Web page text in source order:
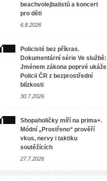
beachvolejbalistů a koncert
pro děti
6.8.2026
Policisté bez příkras.
Dokumentární série Ve službě:
Jménem zákona poprvé ukáže
Policii ČR z bezprostřední
blízkosti
30.7.2026
Shopaholičky míří na prima+.
Módní „Prostřeno“ prověří
vkus, nervy i taktiku
soutěžících
27.7.2026